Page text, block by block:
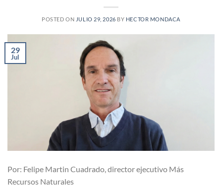
POSTED ON JULIO 29, 2026 BY HECTOR MONDACA
29
Jul
Por: Felipe Martin Cuadrado, director ejecutivo Más
Recursos Naturales